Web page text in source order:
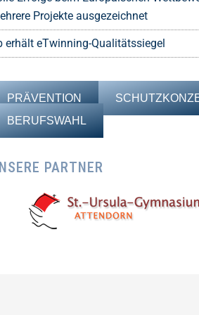
Projekte ausgezeichnet
erhält eTwinning-Qualitätssiegel
PRÄVENTION
BERUFSWAHL
PARTNER